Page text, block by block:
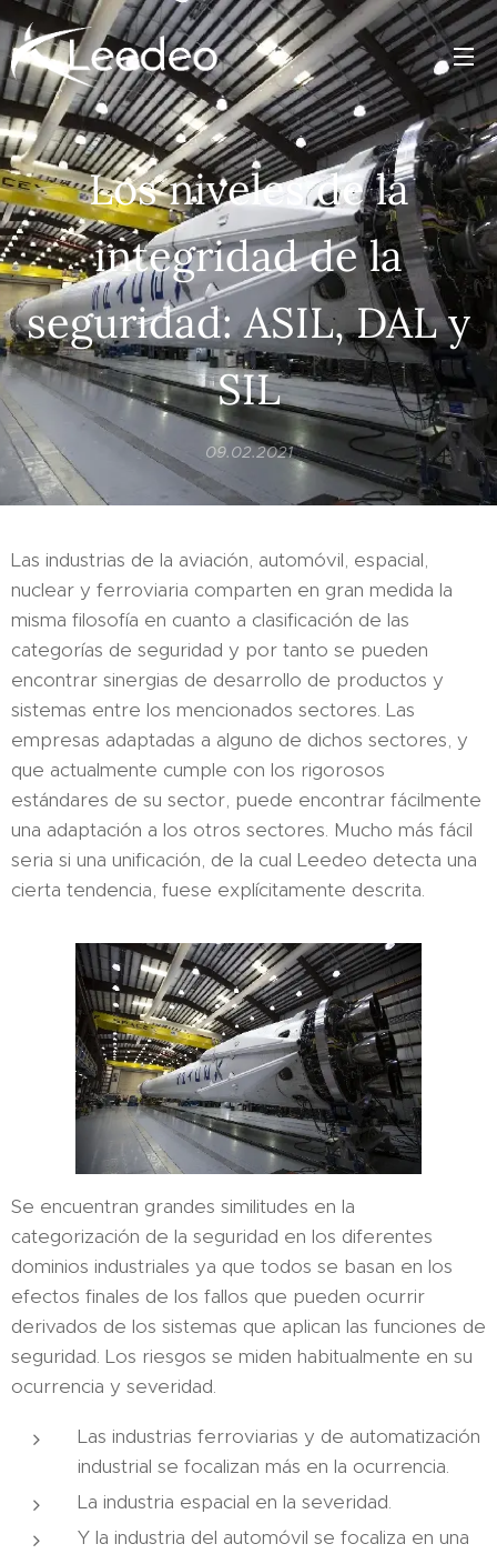
Los niveles de la
integridad de la
seguridad: ASIL, DAL y
SIL
09.02.2021
Las industrias de la aviación, automóvil, espacial,
nuclear y ferroviaria comparten en gran medida la
misma filosofía en cuanto a clasificación de las
categorías de seguridad y por tanto se pueden
encontrar sinergias de desarrollo de productos y
sistemas entre los mencionados sectores. Las
empresas adaptadas a alguno de dichos sectores, y
que actualmente cumple con los rigorosos
estándares de su sector, puede encontrar fácilmente
una adaptación a los otros sectores. Mucho más fácil
seria si una unificación, de la cual Leedeo detecta una
cierta tendencia, fuese explícitamente descrita.
Se encuentran grandes similitudes en la
categorización de la seguridad en los diferentes
dominios industriales ya que todos se basan en los
efectos finales de los fallos que pueden ocurrir
derivados de los sistemas que aplican las funciones de
seguridad. Los riesgos se miden habitualmente en su
ocurrencia y severidad.
Las industrias ferroviarias y de automatización
industrial se focalizan más en la ocurrencia.
La industria espacial en la severidad.
Y la industria del automóvil se focaliza en una